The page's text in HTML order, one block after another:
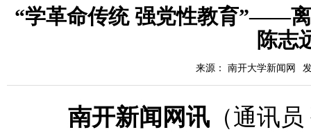
“学革命传统 强党性教育”——
陈志
来源： 南开大学新闻网
南开新闻网讯 （通讯